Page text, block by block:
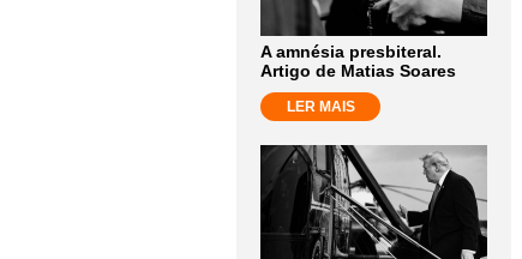
A amnésia presbiteral.
Artigo de Matias Soares
LER MAIS